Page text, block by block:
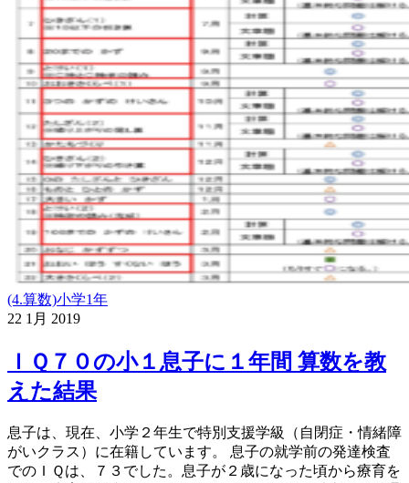
(4.算数)小学1年
22 1月 2019
ＩＱ７０の小１息子に１年間 算数を教
えた結果
息子は、現在、小学２年生で特別支援学級（自閉症・情緒障
がいクラス）に在籍しています。 息子の就学前の発達検査
でのＩＱは、７３でした。息子が２歳になった頃から療育を